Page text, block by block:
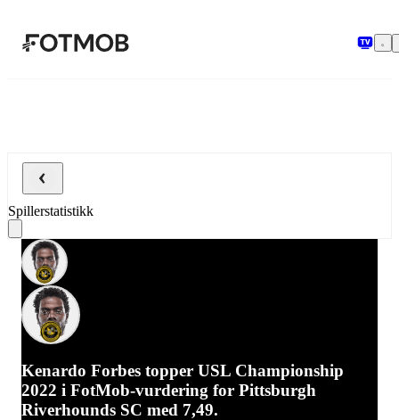
Spillerstatistikk
Kenardo Forbes topper USL Championship
2022 i FotMob-vurdering for Pittsburgh
Riverhounds SC med 7,49.